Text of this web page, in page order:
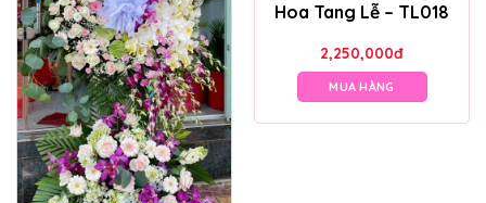
Hoa Tang Lễ – TL018
2,250,000đ
MUA HÀNG